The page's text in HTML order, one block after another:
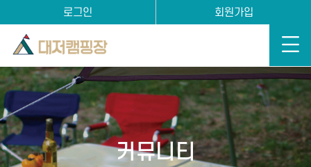
로그인 회원가입
커뮤니티